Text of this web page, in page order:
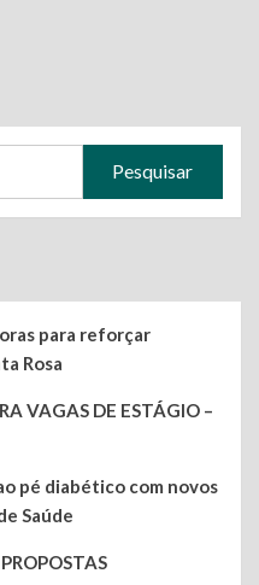
para reforçar
Rosa
VAGAS DE ESTÁGIO –
pé diabético com novos
Saúde